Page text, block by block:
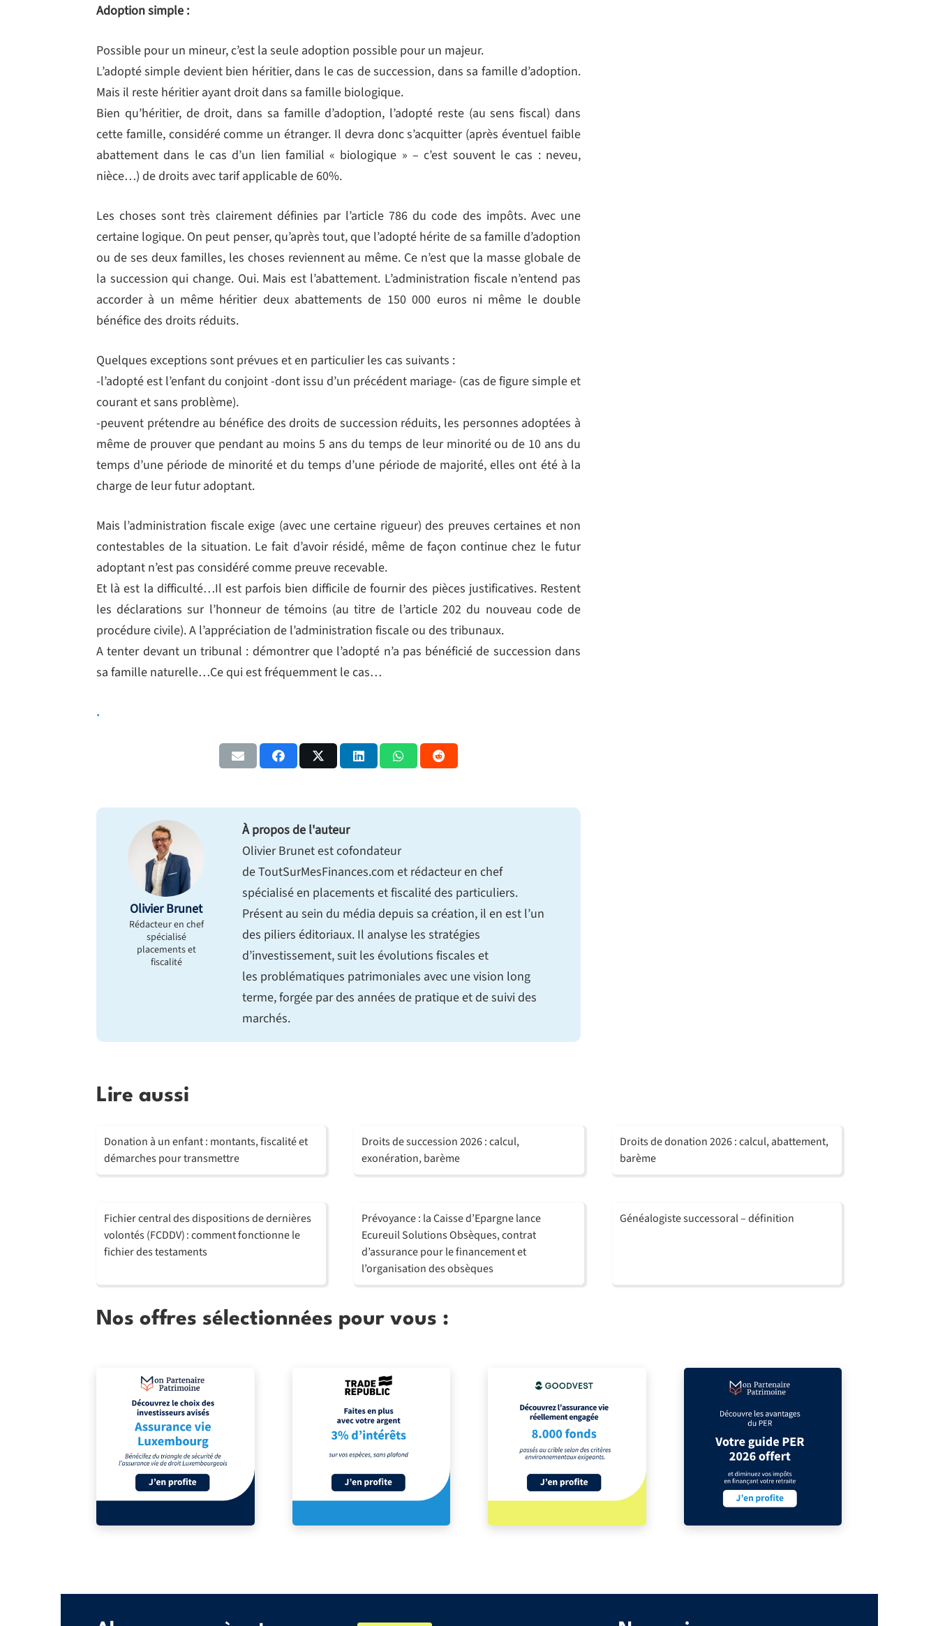
Adoption simple :
Possible pour un mineur, c’est la seule adoption possible pour un majeur.
L’adopté simple devient bien héritier, dans le cas de succession, dans sa famille d’adoption.
Mais il reste héritier ayant droit dans sa famille biologique.
Bien qu’héritier, de droit, dans sa famille d’adoption, l’adopté reste (au sens fiscal) dans
cette famille, considéré comme un étranger. Il devra donc s’acquitter (après éventuel faible
abattement dans le cas d’un lien familial « biologique » – c’est souvent le cas : neveu,
nièce…) de droits avec tarif applicable de 60%.
Les choses sont très clairement définies par l’article 786 du code des impôts. Avec une
certaine logique. On peut penser, qu’après tout, que l’adopté hérite de sa famille d’adoption
ou de ses deux familles, les choses reviennent au même. Ce n’est que la masse globale de
la succession qui change. Oui. Mais est l’abattement. L’administration fiscale n’entend pas
accorder à un même héritier deux abattements de 150 000 euros ni même le double
bénéfice des droits réduits.
Quelques exceptions sont prévues et en particulier les cas suivants :
-l’adopté est l’enfant du conjoint -dont issu d’un précédent mariage- (cas de figure simple et
courant et sans problème).
-peuvent prétendre au bénéfice des droits de succession réduits, les personnes adoptées à
même de prouver que pendant au moins 5 ans du temps de leur minorité ou de 10 ans du
temps d’une période de minorité et du temps d’une période de majorité, elles ont été à la
charge de leur futur adoptant.
Mais l’administration fiscale exige (avec une certaine rigueur) des preuves certaines et non
contestables de la situation. Le fait d’avoir résidé, même de façon continue chez le futur
adoptant n’est pas considéré comme preuve recevable.
Et là est la difficulté…Il est parfois bien difficile de fournir des pièces justificatives. Restent
les déclarations sur l’honneur de témoins (au titre de l’article 202 du nouveau code de
procédure civile). A l’appréciation de l’administration fiscale ou des tribunaux.
A tenter devant un tribunal : démontrer que l’adopté n’a pas bénéficié de succession dans
sa famille naturelle…Ce qui est fréquemment le cas…
.
Olivier Brunet
Rédacteur en chef
spécialisé
placements et
fiscalité
À propos de l'auteur
Olivier Brunet est cofondateur
de ToutSurMesFinances.com et rédacteur en chef
spécialisé en placements et fiscalité des particuliers.
Présent au sein du média depuis sa création, il en est l’un
des piliers éditoriaux. Il analyse les stratégies
d’investissement, suit les évolutions fiscales et
les problématiques patrimoniales avec une vision long
terme, forgée par des années de pratique et de suivi des
marchés.
Lire aussi
Donation à un enfant : montants, fiscalité et
démarches pour transmettre
Droits de succession 2026 : calcul,
exonération, barème
Droits de donation 2026 : calcul, abattement,
barème
Fichier central des dispositions de dernières
volontés (FCDDV) : comment fonctionne le
fichier des testaments
Prévoyance : la Caisse d’Epargne lance
Ecureuil Solutions Obsèques, contrat
d’assurance pour le financement et
l’organisation des obsèques
Généalogiste successoral – définition
Nos offres sélectionnées pour vous :